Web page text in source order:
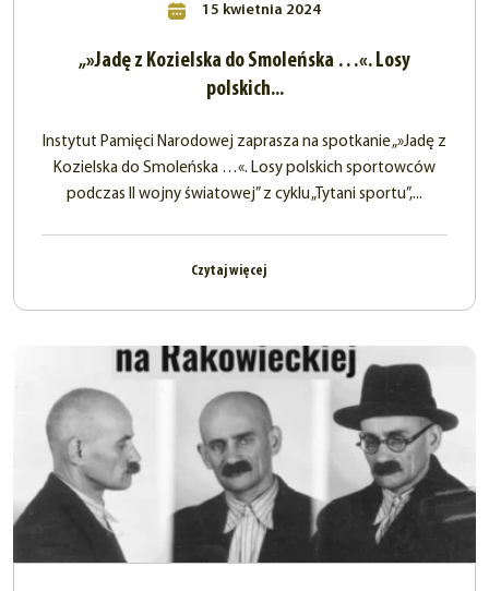
15 kwietnia 2024
„»Jadę z Kozielska do Smoleńska …«. Losy
polskich...
Instytut Pamięci Narodowej zaprasza na spotkanie „»Jadę z
Kozielska do Smoleńska …«. Losy polskich sportowców
podczas II wojny światowej” z cyklu „Tytani sportu”,...
Czytaj więcej